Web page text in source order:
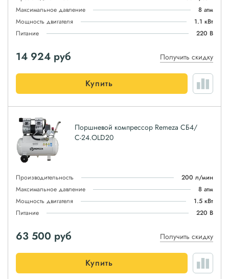
Максимальное давление
8 атм
Мощность двигателя
1.1 кВт
Питание
220 В
14 924 руб Получить скидку
Купить
Поршневой компрессор Remeza СБ4/
С-24.OLD20
Производительность
200 л/мин
Максимальное давление
8 атм
Мощность двигателя
1.5 кВт
Питание
220 В
63 500 руб Получить скидку
Купить